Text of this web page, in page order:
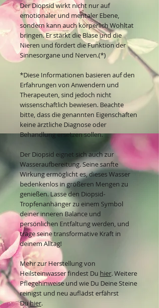
Der Diopsid wirkt nicht nur auf
emotionaler und mentaler Ebene,
sondern kann auch körperlich Wohltat
bringen. Er stärkt die Blase und die
Nieren und fördert die Funktion der
Sinnesorgane und Nerven.(*)
*Diese Informationen basieren auf den
Erfahrungen von Anwendern und
Therapeuten, sind jedoch nicht
wissenschaftlich bewiesen. Beachte
bitte, dass die genannten Eigenschaften
keine ärztliche Diagnose oder
Behandlung ersetzen sollen.
Der Diopsid eignet sich auch zur
Wasseraufbereitung. Seine sanfte
Wirkung ermöglicht es, dieses Wasser
bedenkenlos in größeren Mengen zu
genießen. Lasse den Diopsid-
Tropfenanhänger zu einem Symbol
deiner inneren Balance und
persönlichen Entfaltung werden, und
trage seine transformative Kraft in
deinem Alltag!
Mehr zur Herstellung von
Heilsteinwasser findest Du hier. Weitere
Pflegehinweise und wie Du Deine Steine
reinigst und neu auflädst erfährst
Duhier.